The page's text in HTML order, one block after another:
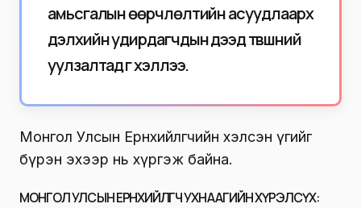
амьсгалын өөрчлөлтийн асуудлаарх
дэлхийн удирдагчдын дээд түвшний
уулзалтад үг хэллээ.
Монгол Улсын Ерөнхийлөгчийн хэлсэн үгийг
бүрэн эхээр нь хүргэж байна.
МОНГОЛ УЛСЫН ЕРӨНХИЙЛӨГЧ УХНААГИЙН ХҮРЭЛСҮХ: